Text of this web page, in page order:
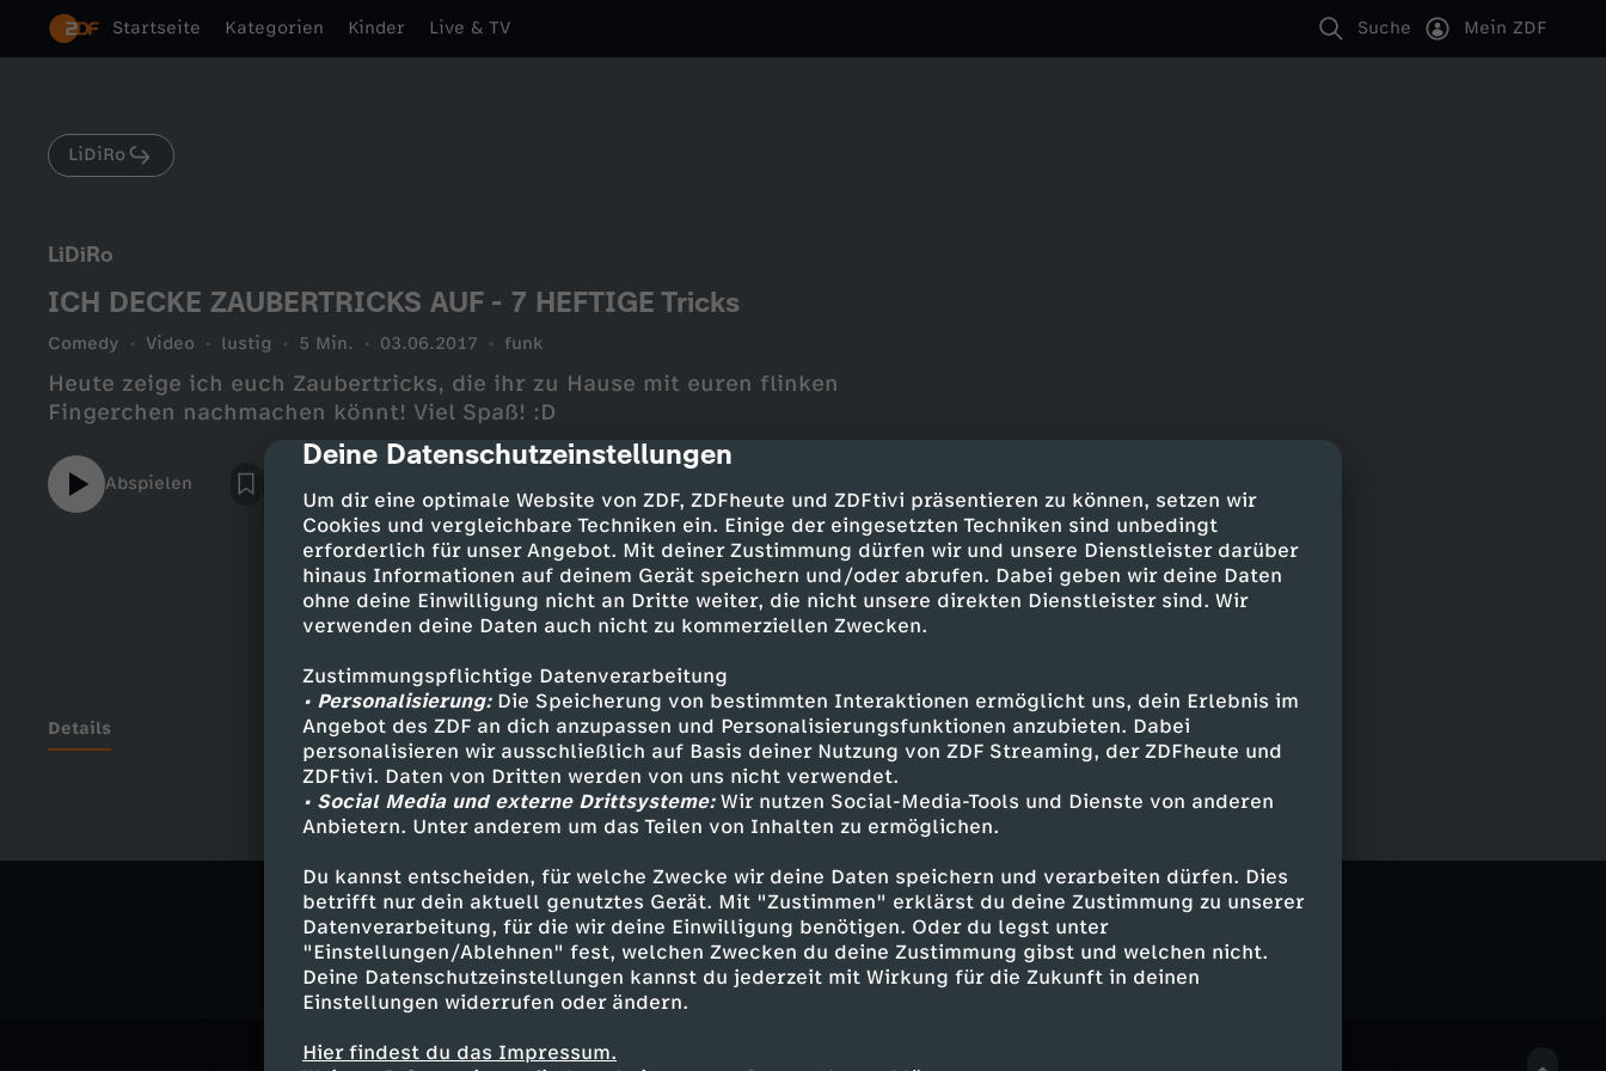
cmp-dialog-description
Deine Datenschutzeinstellungen
Um dir eine optimale Website von ZDF, ZDFheute und ZDFtivi präsentieren zu können, setzen wir
Cookies und vergleichbare Techniken ein. Einige der eingesetzten Techniken sind unbedingt
erforderlich für unser Angebot. Mit deiner Zustimmung dürfen wir und unsere Dienstleister darüber
hinaus Informationen auf deinem Gerät speichern und/oder abrufen. Dabei geben wir deine Daten
ohne deine Einwilligung nicht an Dritte weiter, die nicht unsere direkten Dienstleister sind. Wir
verwenden deine Daten auch nicht zu kommerziellen Zwecken.
Zustimmungspflichtige Datenverarbeitung
• Personalisierung:Die Speicherung von bestimmten Interaktionen ermöglicht uns, dein Erlebnis im
Angebot des ZDF an dich anzupassen und Personalisierungsfunktionen anzubieten. Dabei
personalisieren wir ausschließlich auf Basis deiner Nutzung von ZDF Streaming, der ZDFheute und
ZDFtivi. Daten von Dritten werden von uns nicht verwendet.
• Social Media und externe Drittsysteme:Wir nutzen Social-Media-Tools und Dienste von anderen
Anbietern. Unter anderem um das Teilen von Inhalten zu ermöglichen.
Du kannst entscheiden, für welche Zwecke wir deine Daten speichern und verarbeiten dürfen. Dies
betrifft nur dein aktuell genutztes Gerät. Mit "Zustimmen" erklärst du deine Zustimmung zu unserer
Datenverarbeitung, für die wir deine Einwilligung benötigen. Oder du legst unter
"Einstellungen/Ablehnen" fest, welchen Zwecken du deine Zustimmung gibst und welchen nicht.
Deine Datenschutzeinstellungen kannst du jederzeit mit Wirkung für die Zukunft in deinen
Einstellungen widerrufen oder ändern.
Hier findest du das Impressum.
Startseite Kategorien Kinder Live & TV Suche Mein ZDF
LiDiRo
LiDiRo
ICH DECKE ZAUBERTRICKS AUF - 7 HEFTIGE Tricks
Comedy Video lustig 5 Min. 03.06.2017 funk
Heute zeige ich euch Zaubertricks, die ihr zu Hause mit euren flinken
Fingerchen nachmachen könnt! Viel Spaß! :D
Abspielen
Details
Ähnliche Inhalte entdecken
Comedy Video lustig LiDiRo